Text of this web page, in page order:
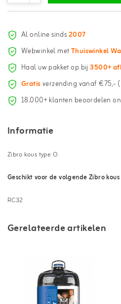
Al online sinds2007
Webwinkel metThuiswinkel
Haal uw pakket op bij3500+
Gratisverzending vanaf €75,-
18.000+ klanten beoordelen
Informatie
Zibro kous type O.
Geschikt voor de volgende Zibro
RC32
Gerelateerde artikelen